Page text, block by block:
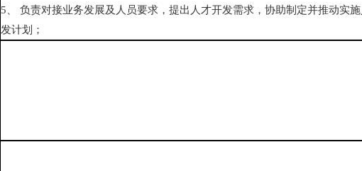
5、 负责对接业务发展及人员要求，提出人才开发需求，协助制定并推动实
发计划；